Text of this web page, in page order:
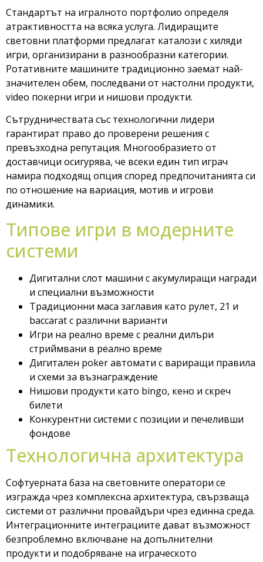
Стандартът на игралното портфолио определя
атрактивността на всяка услуга. Лидиращите
световни платформи предлагат каталози с хиляди
игри, организирани в разнообразни категории.
Ротативните машините традиционно заемат най-
значителен обем, последвани от настолни продукти,
video покерни игри и нишови продукти.
Сътрудничествата със технологични лидери
гарантират право до проверени решения с
превъзходна репутация. Многообразието от
доставчици осигурява, че всеки един тип играч
намира подходящ опция според предпочитанията си
по отношение на вариация, мотив и игрови
динамики.
Типове игри в модерните
системи
Дигитални слот машини с акумулиращи награди
и специални възможности
Традиционни маса заглавия като рулет, 21 и
baccarat с различни варианти
Игри на реално време с реални дилъри
стриймвани в реално време
Дигитален poker автомати с вариращи правила
и схеми за възнаграждение
Нишови продукти като bingo, кено и скреч
билети
Конкурентни системи с позиции и печеливши
фондове
Технологична архитектура
Софтуерната база на световните оператори се
изгражда чрез комплексна архитектура, свързваща
системи от различни провайдъри чрез единна среда.
Интеграционните интеграциите дават възможност
безпроблемно включване на допълнителни
продукти и подобряване на играческото